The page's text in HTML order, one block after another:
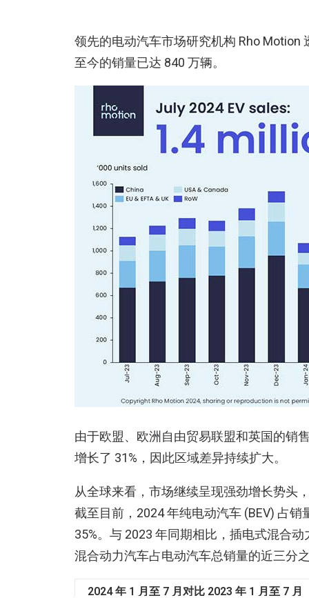
领先的电动汽车市场研究机构 Rho Motion
至今的销量已达 840 万辆。
由于欧盟、欧洲自由贸易联盟和英国的销
增长了 31%，因此区域差异持续扩大。
从全球来看，市场继续呈现强劲增长势头
截至目前，2024 年纯电动汽车 (BEV) 占
35%。与 2023 年同期相比，插电式混合
混合动力汽车占电动汽车总销量的近三分
2024 年 1 月至 7 月对比 2023 年 1 月至 7 月